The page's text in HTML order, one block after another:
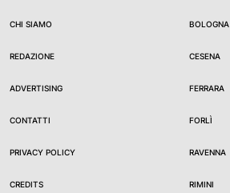
CHI SIAMO
REDAZIONE
ADVERTISING
CONTATTI
PRIVACY POLICY
CREDITS
BOLOGNA
CESENA
FERRARA
FORLÌ
RAVENNA
RIMINI